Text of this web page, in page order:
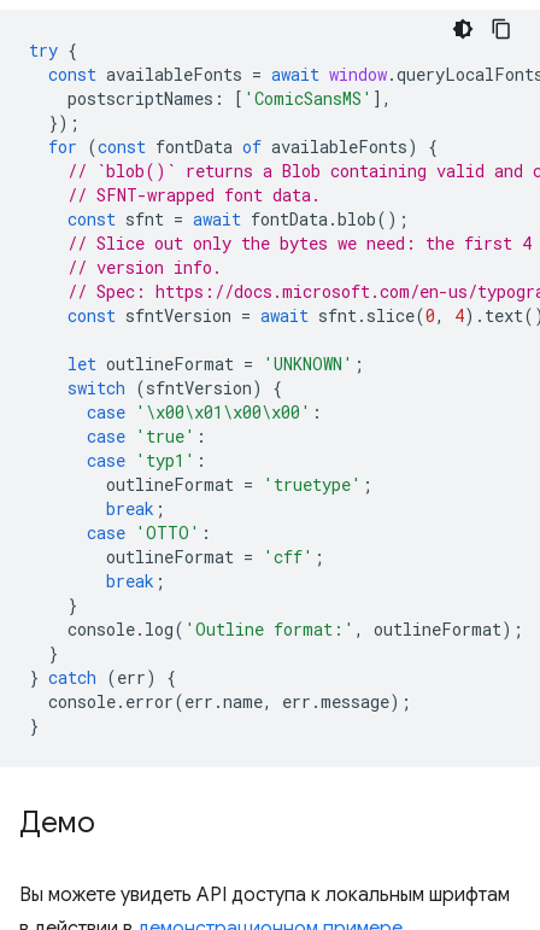
try {
const availableFonts = await window.
postscriptNames : [ 'ComicSansMS' ],
});
for (const fontData of availableFonts)
{
// `blob()` returns a Blob containing valid and
// SFNT-wrapped font data.
const sfnt = await fontData.blob();
// Slice out only the bytes we need: the first 4
// version info.
// Spec: https://docs.microsoft.com/en-us/
const sfntVersion = await sfnt. slice(0, 4). text
let outlineFormat = 'UNKNOWN' ;
switch (sfntVersion)
{
case '\x00\x01\x00\x00' :
case 'true' :
case 'typ1' :
outlineFormat = 'truetype' ;
break ;
case 'OTTO' :
outlineFormat = 'cff' ;
break ;
}
console. log( 'Outline format:' , outlineFormat);
}
} catch (err)
{
console. error(err .name, err .message);
}
Демо
Вы можете увидеть API доступа к локальным шрифтам